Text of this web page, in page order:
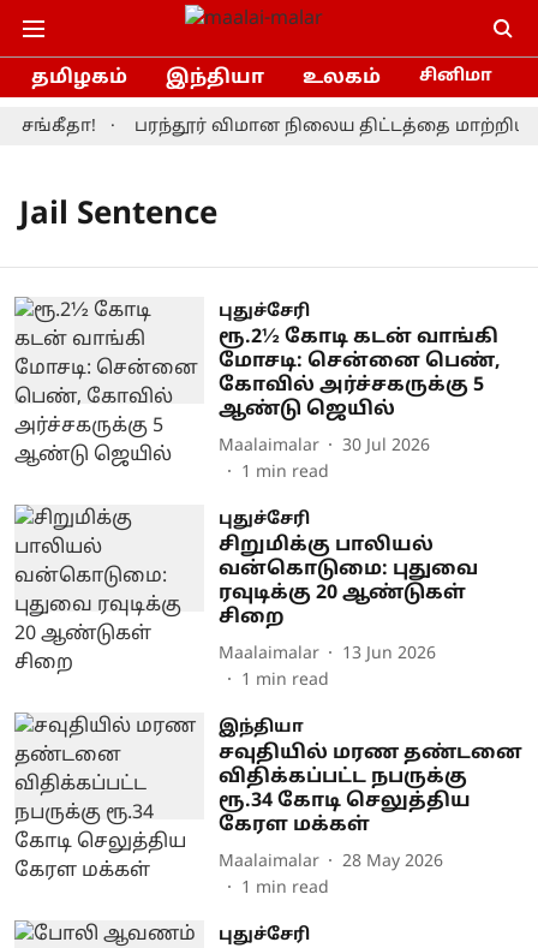
தமிழகம் இந்தியா உலகம் சினிமா
சங்கீதா! பரந்தூர் விமான நிலைய திட்டத்தை
Jail Sentence
புதுச்சேரி
ரூ.2½ கோடி கடன் வாங்கி
மோசடி: சென்னை பெண்,
கோவில் அர்ச்சகருக்கு 5
ஆண்டு ஜெயில்
Maalaimalar
30 Jul 2026
1 min read
புதுச்சேரி
சிறுமிக்கு பாலியல்
வன்கொடுமை: புதுவை
ரவுடிக்கு 20 ஆண்டுகள்
சிறை
Maalaimalar
13 Jun 2026
1 min read
இந்தியா
சவுதியில் மரண தண்டனை
விதிக்கப்பட்ட நபருக்கு
ரூ.34 கோடி செலுத்திய
கேரள மக்கள்
Maalaimalar
28 May 2026
1 min read
புதுச்சேரி